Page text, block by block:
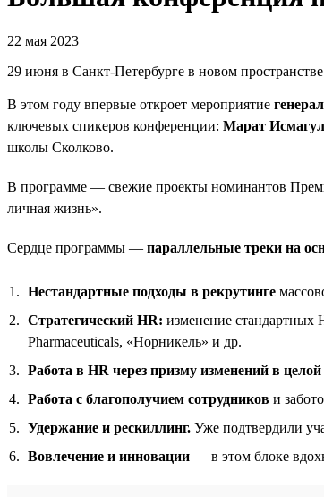
22 мая 2023
29 июня в Санкт-Петербурге в новом
В этом году впервые откроет мероприятие
ключевых спикеров конференции: Марат
школы Сколково.
В программе — свежие проекты номинантов
личная жизнь».
Сердце программы — параллельные треки на
Нестандартные подходы в рекрутинге
Стратегический HR: изменение стандартных
Pharmaceuticals, «Норникель» и др.
Работа в HR через призму изменений в
Работа с благополучием сотрудников и
Удержание и рескиллинг. Уже подтвердили
Вовлечение и инновации — в этом блоке